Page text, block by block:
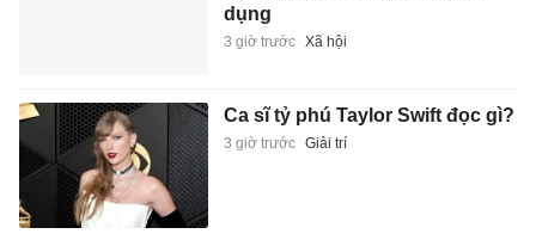
dụng
3 giờ trước Xã hội
Ca sĩ tỷ phú Taylor Swift đọc gì?
3 giờ trước Giải trí